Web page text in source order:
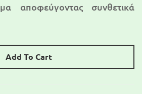
αποφεύγοντας συνθετικά
Add To Cart